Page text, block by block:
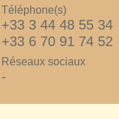
Téléphone(s)
+33 3 44 48 55 34
+33 6 70 91 74 52
Réseaux sociaux
-